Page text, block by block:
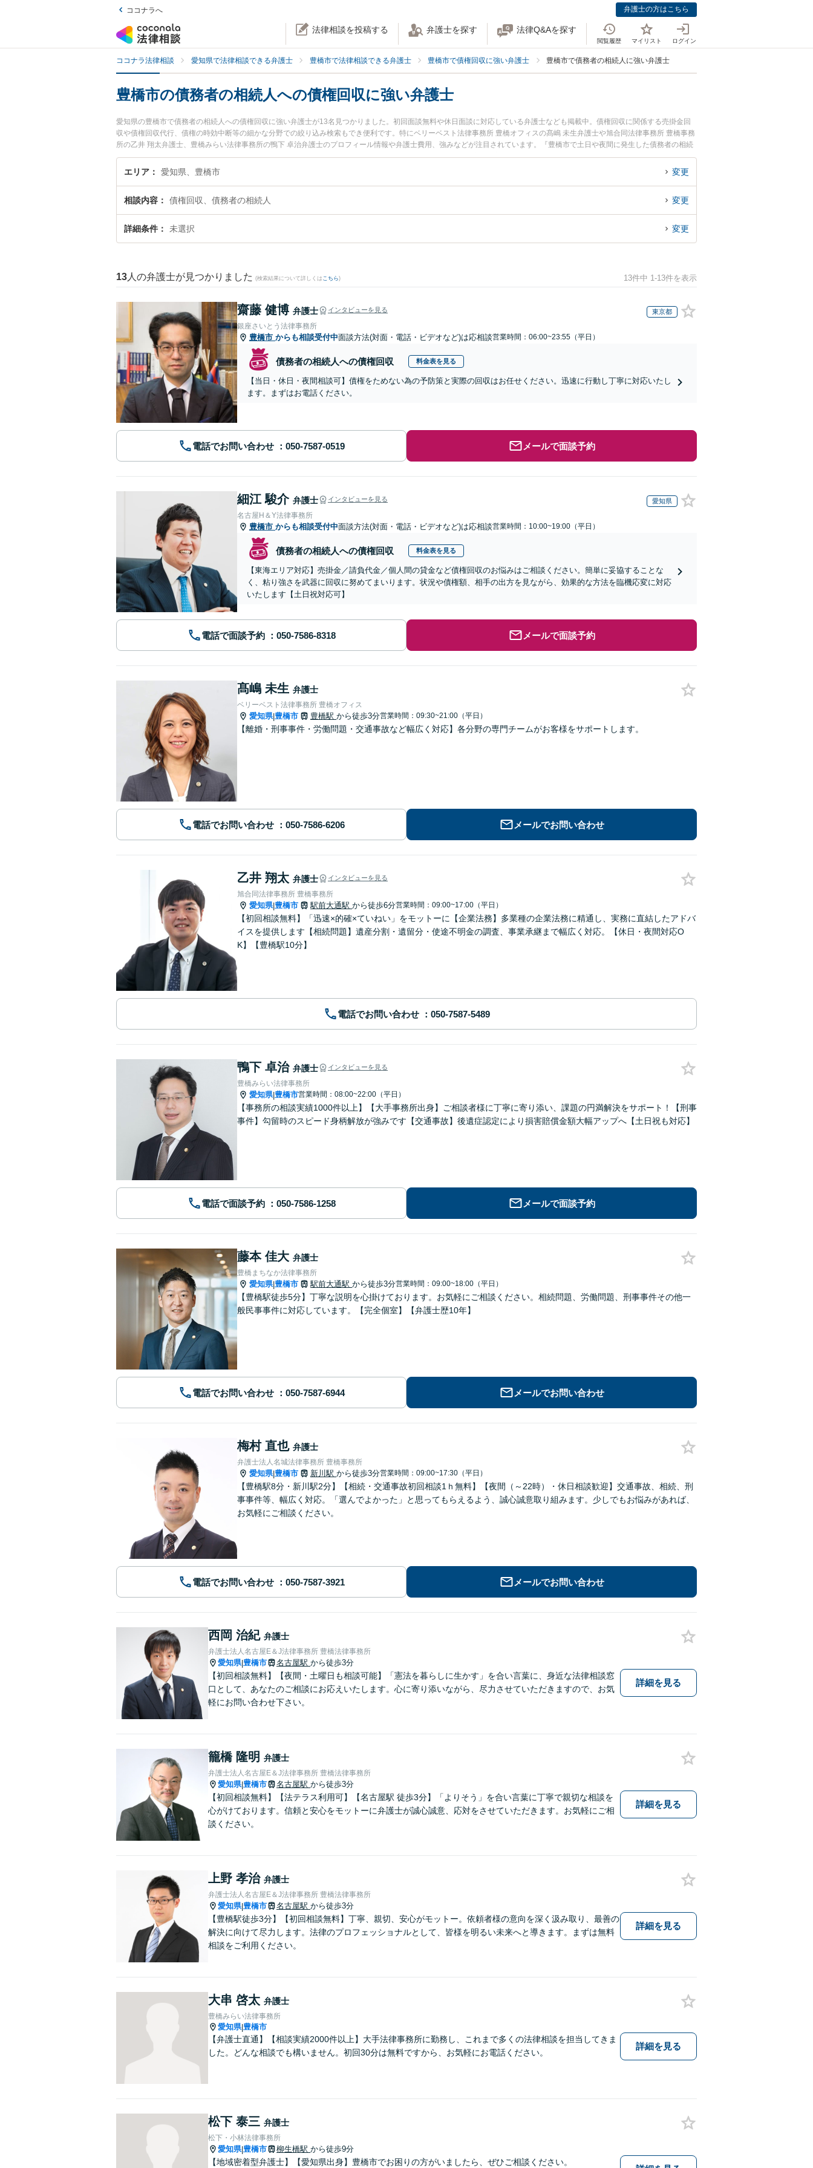
ココナラへ 弁護士の方はこちら
法律相談を投稿する 弁護士を探す 法律Q&Aを探す
閲覧履歴 マイリスト ログイン
ココナラ法律相談 愛知県で法律相談できる弁護士 豊橋市で法律相談できる弁護士 豊橋市で債権回収に強い弁護士 豊橋市で債務者の相続人に強い弁護士
豊橋市の債務者の相続人への債権回収に強い弁護士
愛知県の豊橋市で債務者の相続人への債権回収に強い弁護士が13名見つかりました。初回面談無料や休日面談に対応している弁護士なども掲載中。債権回収に関係する売掛金回
収や債権回収代行、債権の時効中断等の細かな分野での絞り込み検索もでき便利です。特にベリーベスト法律事務所 豊橋オフィスの髙嶋 未生弁護士や旭合同法律事務所 豊橋事務
所の乙井 翔太弁護士、豊橋みらい法律事務所の鴨下 卓治弁護士のプロフィール情報や弁護士費用、強みなどが注目されています。『豊橋市で土日や夜間に発生した債務者の相続
人への債権回収のトラブルを今すぐに弁護士に相談したい』『債務者の相続人への債権回収のトラブル解決の実績豊富な近くの弁護士を検索したい』『初回相談無料で債務者の相
続人への債権回収を法律相談できる豊橋市内の弁護士に相談予約したい』などでお困りの相談者さんにおすすめです。
エリア 愛知県、豊橋市 変更
相談内容 債権回収、債務者の相続人 変更
詳細条件 未選択 変更
13 人の弁護士が見つかりました (検索結果について詳しくは こちら) 13件中 1-13件を表示
齋藤 健博 弁護士 インタビューを見る 東京都
銀座さいとう法律事務所
豊橋市 からも相談受付中面談方法(対面・電話・ビデオなど)は応相談営業時間：06:00~23:55（平日）
債務者の相続人への債権回収 料金表を見る
【当日・休日・夜間相談可】債権をためない為の予防策と実際の回収はお任せください。迅速に行動し丁寧に対応いたし
ます。まずはお電話ください。
電話でお問い合わせ メールで面談予約
細江 駿介 弁護士 インタビューを見る 愛知県
名古屋H＆Y法律事務所
豊橋市 からも相談受付中面談方法(対面・電話・ビデオなど)は応相談営業時間：10:00~19:00（平日）
債務者の相続人への債権回収 料金表を見る
【東海エリア対応】売掛金／請負代金／個人間の貸金など債権回収のお悩みはご相談ください。簡単に妥協することな
く、粘り強さを武器に回収に努めてまいります。状況や債権額、相手の出方を見ながら、効果的な方法を臨機応変に対応
いたします【土日祝対応可】
電話で面談予約 メールで面談予約
髙嶋 未生 弁護士
ベリーベスト法律事務所 豊橋オフィス
愛知県|豊橋市 豊橋駅 から徒歩3分営業時間：09:30~21:00（平日）
【離婚・刑事事件・労働問題・交通事故など幅広く対応】各分野の専門チームがお客様をサポートします。
電話でお問い合わせ メールでお問い合わせ
乙井 翔太 弁護士 インタビューを見る
旭合同法律事務所 豊橋事務所
愛知県|豊橋市 駅前大通駅 から徒歩6分営業時間：09:00~17:00（平日）
【初回相談無料】「迅速×的確×ていねい」をモットーに【企業法務】多業種の企業法務に精通し、実務に直結したアドバ
イスを提供します【相続問題】遺産分割・遺留分・使途不明金の調査、事業承継まで幅広く対応。【休日・夜間対応O
K】【豊橋駅10分】
電話でお問い合わせ
鴨下 卓治 弁護士 インタビューを見る
豊橋みらい法律事務所
愛知県|豊橋市営業時間：08:00~22:00（平日）
【事務所の相談実績1000件以上】【大手事務所出身】ご相談者様に丁寧に寄り添い、課題の円満解決をサポート！【刑事
事件】勾留時のスピード身柄解放が強みです【交通事故】後遺症認定により損害賠償金額大幅アップへ【土日祝も対応】
電話で面談予約 メールで面談予約
藤本 佳大 弁護士
豊橋まちなか法律事務所
愛知県|豊橋市 駅前大通駅 から徒歩3分営業時間：09:00~18:00（平日）
【豊橋駅徒歩5分】丁寧な説明を心掛けております。お気軽にご相談ください。相続問題、労働問題、刑事事件その他一
般民事事件に対応しています。【完全個室】【弁護士歴10年】
電話でお問い合わせ メールでお問い合わせ
梅村 直也 弁護士
弁護士法人名城法律事務所 豊橋事務所
愛知県|豊橋市 新川駅 から徒歩3分営業時間：09:00~17:30（平日）
【豊橋駅8分・新川駅2分】【相続・交通事故初回相談1ｈ無料】【夜間（～22時）・休日相談歓迎】交通事故、相続、刑
事事件等、幅広く対応。「選んでよかった」と思ってもらえるよう、誠心誠意取り組みます。少しでもお悩みがあれば、
お気軽にご相談ください。
電話でお問い合わせ メールでお問い合わせ
西岡 治紀 弁護士
弁護士法人名古屋E＆J法律事務所 豊橋法律事務所
愛知県|豊橋市 名古屋駅 から徒歩3分
【初回相談無料】【夜間・土曜日も相談可能】「憲法を暮らしに生かす」を合い言葉に、身近な法律相談窓
口として、あなたのご相談にお応えいたします。心に寄り添いながら、尽力させていただきますので、お気
軽にお問い合わせ下さい。
詳細を見る
籠橋 隆明 弁護士
弁護士法人名古屋E＆J法律事務所 豊橋法律事務所
愛知県|豊橋市 名古屋駅 から徒歩3分
【初回相談無料】【法テラス利用可】【名古屋駅 徒歩3分】「よりそう」を合い言葉に丁寧で親切な相談を
心がけております。信頼と安心をモットーに弁護士が誠心誠意、応対をさせていただきます。お気軽にご相
談ください。
詳細を見る
上野 孝治 弁護士
弁護士法人名古屋E＆J法律事務所 豊橋法律事務所
愛知県|豊橋市 名古屋駅 から徒歩3分
【豊橋駅徒歩3分】【初回相談無料】丁寧、親切、安心がモットー。依頼者様の意向を深く汲み取り、最善の
解決に向けて尽力します。法律のプロフェッショナルとして、皆様を明るい未来へと導きます。まずは無料
相談をご利用ください。
詳細を見る
大串 啓太 弁護士
豊橋みらい法律事務所
愛知県|豊橋市
【弁護士直通】【相談実績2000件以上】大手法律事務所に勤務し、これまで多くの法律相談を担当してきま
した。どんな相談でも構いません。初回30分は無料ですから、お気軽にお電話ください。
詳細を見る
松下 泰三 弁護士
松下・小林法律事務所
愛知県|豊橋市 柳生橋駅 から徒歩9分
【地域密着型弁護士】【愛知県出身】豊橋市でお困りの方がいましたら、ぜひご相談ください。